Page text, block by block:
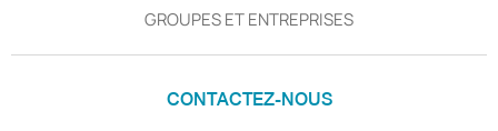
GROUPES ET ENTREPRISES
CONTACTEZ-NOUS